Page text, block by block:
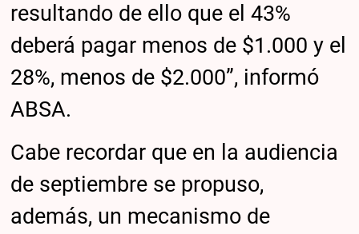
resultando de ello que el 43%
deberá pagar menos de $1.000 y el
28%, menos de $2.000”, informó
ABSA.
Cabe recordar que en la audiencia
de septiembre se propuso,
además, un mecanismo de